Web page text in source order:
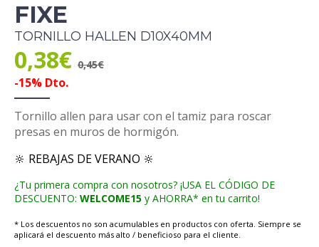
FIXE
TORNILLO HALLEN D10X40MM
0,38€ 0,45€
-15% Dto.
Tornillo allen para usar con el tamiz para roscar
presas en muros de hormigón.
🔆 REBAJAS DE VERANO 🔆
¿Tu primera compra con nosotros? ¡USA EL CÓDIGO DE
DESCUENTO: WELCOME15 y AHORRA* en tu carrito!
* Los descuentos no son acumulables en productos con oferta. Siempre se
aplicará el descuento más alto / beneficioso para el cliente.